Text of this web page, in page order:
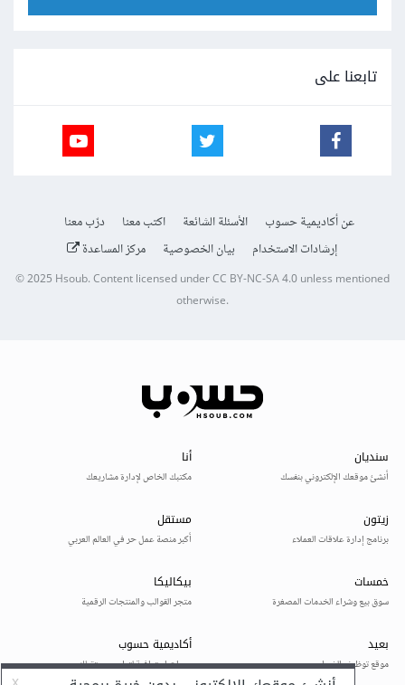
تابعنا على
عن أكاديمية حسوب الأسئلة الشائعة اكتب معنا
درّب معنا
إرشادات الاستخدام
بيان الخصوصية مركز المساعدة
© 2025Hsoub.Content licensed underCC BY-NC-SA 4.0unless mentioned
otherwise.